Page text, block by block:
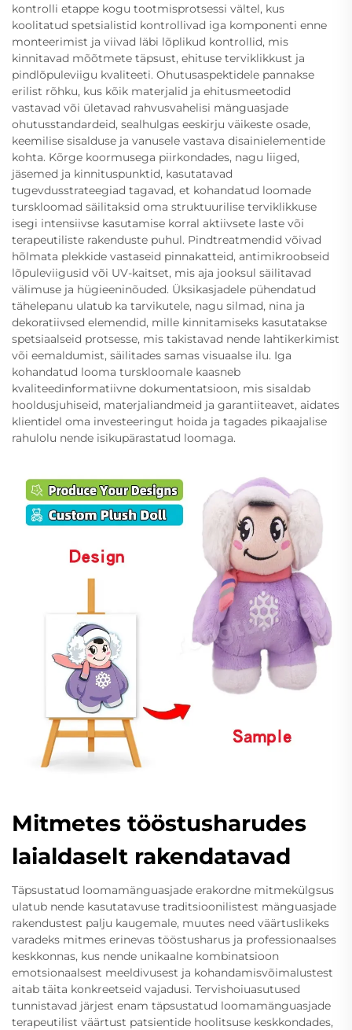
kontrolli etappe kogu tootmisprotsessi vältel, kus
koolitatud spetsialistid kontrollivad iga komponenti enne
monteerimist ja viivad läbi lõplikud kontrollid, mis
kinnitavad mõõtmete täpsust, ehituse terviklikkust ja
pindlõpuleviigu kvaliteeti. Ohutusaspektidele pannakse
erilist rõhku, kus kõik materjalid ja ehitusmeetodid
vastavad või ületavad rahvusvahelisi mänguasjade
ohutusstandardeid, sealhulgas eeskirju väikeste osade,
keemilise sisalduse ja vanusele vastava disainielementide
kohta. Kõrge koormusega piirkondades, nagu liiged,
jäsemed ja kinnituspunktid, kasutatavad
tugevdusstrateegiad tagavad, et kohandatud loomade
turskloomad säilitaksid oma struktuurilise terviklikkuse
isegi intensiivse kasutamise korral aktiivsete laste või
terapeutiliste rakenduste puhul. Pindtreatmendid võivad
hõlmata plekkide vastaseid pinnakatteid, antimikroobseid
lõpuleviigusid või UV-kaitset, mis aja jooksul säilitavad
välimuse ja hügieeninõuded. Üksikasjadele pühendatud
tähelepanu ulatub ka tarvikutele, nagu silmad, nina ja
dekoratiivsed elemendid, mille kinnitamiseks kasutatakse
spetsiaalseid protsesse, mis takistavad nende lahtikerkimist
või eemaldumist, säilitades samas visuaalse ilu. Iga
kohandatud looma turskloomale kaasneb
kvaliteedinformatiivne dokumentatsioon, mis sisaldab
hooldusjuhiseid, materjaliandmeid ja garantiiteavet, aidates
klientidel oma investeeringut hoida ja tagades pikaajalise
rahulolu nende isikupärastatud loomaga.
Mitmetes tööstusharudes
laialdaselt rakendatavad
Täpsustatud loomamänguasjade erakordne mitmekülgsus
ulatub nende kasutatavuse traditsioonilistest mänguasjade
rakendustest palju kaugemale, muutes need väärtuslikeks
varadeks mitmes erinevas tööstusharus ja professionaalses
keskkonnas, kus nende unikaalne kombinatsioon
emotsionaalsest meeldivusest ja kohandamisvõimalustest
aitab täita konkreetseid vajadusi. Tervishoiuasutused
tunnistavad järjest enam täpsustatud loomamänguasjade
terapeutilist väärtust patsientide hoolitsuse keskkondades,